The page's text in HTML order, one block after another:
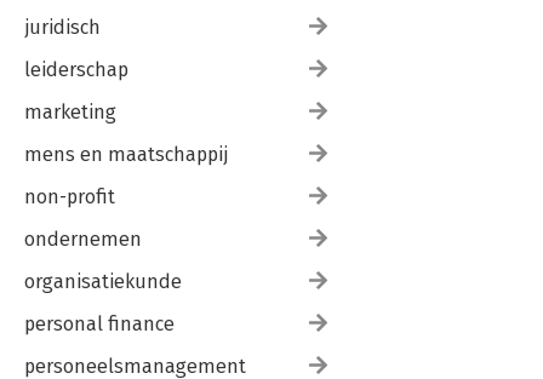
juridisch
leiderschap
marketing
mens en maatschappij
non-profit
ondernemen
organisatiekunde
personal finance
personeelsmanagement